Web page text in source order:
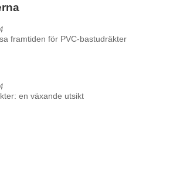
framtiden för PVC-bastudräkter
en växande utsikt